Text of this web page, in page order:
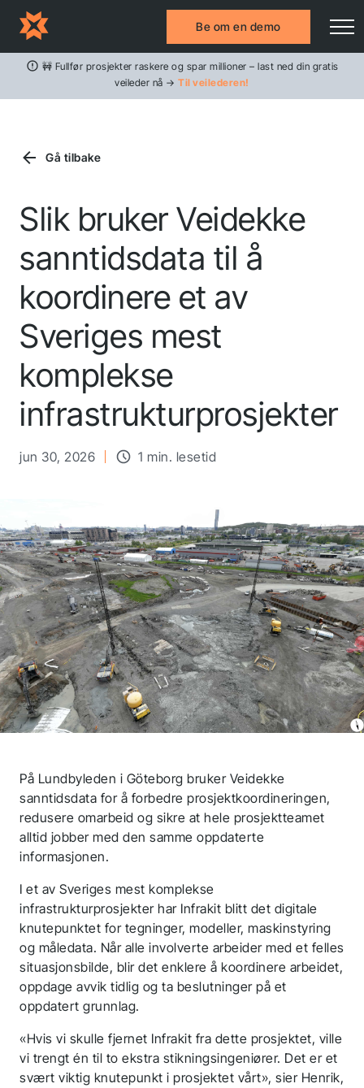
🚧 Fullfør prosjekter raskere og spar millioner – last ned din gratis
veileder nå →Til veilederen!
Be om en demo
Gå tilbake
Slik bruker Veidekke
sanntidsdata til å
koordinere et av
Sveriges mest
komplekse
infrastrukturprosjekter
jun 30, 2026 1 min. lesetid
På Lundbyleden i Göteborg bruker Veidekke
sanntidsdata for å forbedre prosjektkoordineringen,
redusere omarbeid og sikre at hele prosjektteamet
alltid jobber med den samme oppdaterte
informasjonen.
I et av Sveriges mest komplekse
infrastrukturprosjekter har Infrakit blitt det digitale
knutepunktet for tegninger, modeller, maskinstyring
og måledata. Når alle involverte arbeider med et felles
situasjonsbilde, blir det enklere å koordinere arbeidet,
oppdage avvik tidlig og ta beslutninger på et
oppdatert grunnlag.
«Hvis vi skulle fjernet Infrakit fra dette prosjektet, ville
vi trengt én til to ekstra stikningsingeniører. Det er et
svært viktig knutepunkt i prosjektet vårt», sier Henrik,